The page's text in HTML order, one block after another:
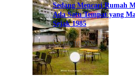
Sedang Mencari Rumah
Ada Satu Tempat yang
Sejak 1985
July 10, 2026